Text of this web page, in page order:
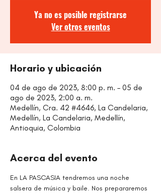
Ya no es posible registrarse
Ver otros eventos
Horario y ubicación
04 de ago de 2023, 8:00 p. m. – 05 de
ago de 2023, 2:00 a. m.
Medellín, Cra. 42 #4646, La Candelaria,
Medellín, La Candelaria, Medellín,
Antioquia, Colombia
Acerca del evento
En LA PASCASIA tendremos una noche
salsera de música y baile. Nos prepararemos